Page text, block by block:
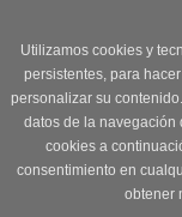
Utilizamos cookies y
persistentes, para
personalizar su
datos de la navegación
cookies a
consentimiento en
obtener